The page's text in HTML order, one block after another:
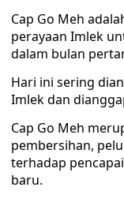
Cap Go Meh
perayaan Imlek
dalam bulan
Hari ini sering
Imlek dan
Cap Go Meh
pembersihan,
terhadap
baru.